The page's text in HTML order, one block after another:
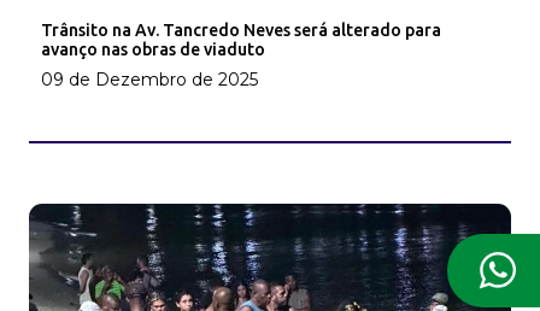
Trânsito na Av. Tancredo Neves será alterado para
avanço nas obras de viaduto
09 de Dezembro de 2025